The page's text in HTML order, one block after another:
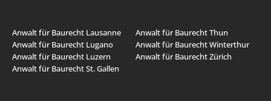
Anwalt für Baurecht Lausanne
Anwalt für Baurecht Lugano
Anwalt für Baurecht Luzern
Anwalt für Baurecht St. Gallen
Anwalt für Baurecht Thun
Anwalt für Baurecht Winterthur
Anwalt für Baurecht Zürich